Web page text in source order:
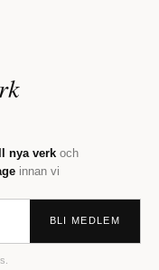
nya verk och
innan vi
BLI MEDLEM